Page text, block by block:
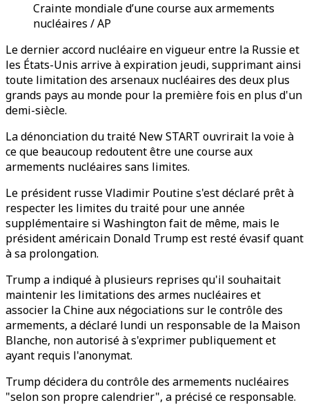
Crainte mondiale d’une course aux armements
nucléaires / AP
Le dernier accord nucléaire en vigueur entre la Russie et
les États-Unis arrive à expiration jeudi, supprimant ainsi
toute limitation des arsenaux nucléaires des deux plus
grands pays au monde pour la première fois en plus d'un
demi-siècle.
La dénonciation du traité New START ouvrirait la voie à
ce que beaucoup redoutent être une course aux
armements nucléaires sans limites.
Le président russe Vladimir Poutine s'est déclaré prêt à
respecter les limites du traité pour une année
supplémentaire si Washington fait de même, mais le
président américain Donald Trump est resté évasif quant
à sa prolongation.
Trump a indiqué à plusieurs reprises qu'il souhaitait
maintenir les limitations des armes nucléaires et
associer la Chine aux négociations sur le contrôle des
armements, a déclaré lundi un responsable de la Maison
Blanche, non autorisé à s'exprimer publiquement et
ayant requis l'anonymat.
Trump décidera du contrôle des armements nucléaires
"selon son propre calendrier", a précisé ce responsable.